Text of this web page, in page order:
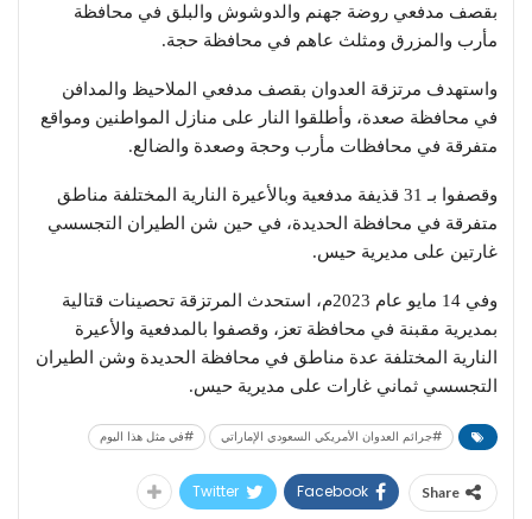
بقصف مدفعي روضة جهنم والدوشوش والبلق في محافظة
مأرب والمزرق ومثلث عاهم في محافظة حجة.
واستهدف مرتزقة العدوان بقصف مدفعي الملاحيظ والمدافن
في محافظة صعدة، وأطلقوا النار على منازل المواطنين ومواقع
متفرقة في محافظات مأرب وحجة وصعدة والضالع.
وقصفوا بـ 31 قذيفة مدفعية وبالأعيرة النارية المختلفة مناطق
متفرقة في محافظة الحديدة، في حين شن الطيران التجسسي
غارتين على مديرية حيس.
وفي 14 مايو عام 2023م، استحدث المرتزقة تحصينات قتالية
بمديرية مقبنة في محافظة تعز، وقصفوا بالمدفعية والأعيرة
النارية المختلفة عدة مناطق في محافظة الحديدة وشن الطيران
التجسسي ثماني غارات على مديرية حيس.
#جرائم العدوان الأمريكي السعودي الإماراتي #في مثل هذا اليوم
Share
Facebook
Twitter